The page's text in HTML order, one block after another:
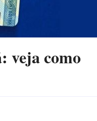
veja como